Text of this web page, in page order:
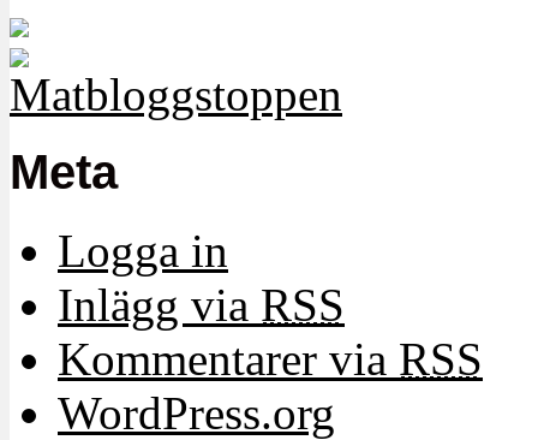
Meta
Logga in
Inlägg via RSS
Kommentarer via RSS
WordPress.org